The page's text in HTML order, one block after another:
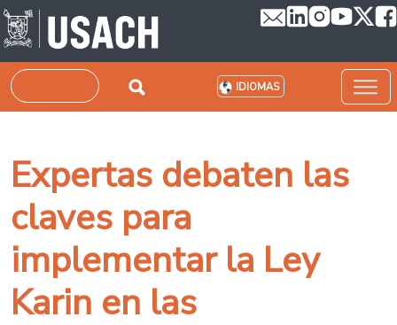
Pasar al contenido principal
Buscar IDIOMAS
Expertas debaten las
claves para
implementar la Ley
Karin en las